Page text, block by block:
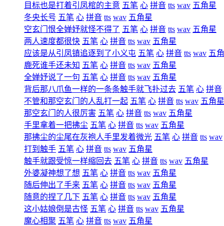
目标也是打着引凤棺的主意 五笔 心 拼音 tts wav 五角星
冬央长号 五笔 心 拼音 tts wav 五角星
空玄门恨全婵妤就怪不得了 五笔 心 拼音 tts wav 五角星
两人速度都很快 五笔 心 拼音 tts wav 五角星
应该是从引凤镇追逐到了小义屯 五笔 心 拼音 tts wav 五
鹿死谁手还未知 五笔 心 拼音 tts wav 五角星
全婵妤说了一句 五笔 心 拼音 tts wav 五角星
背后那八爪鱼一样的一条条触手就飞扑过去 五笔 心 拼音
不管和那空玄门的人乱打一起 五笔 心 拼音 tts wav 五角星
那空玄门的人很厉害 五笔 心 拼音 tts wav 五角星
手里拿着一把拂尘 五笔 心 拼音 tts wav 五角星
那拂尘的尘尾在灰袍人手里发着微光 五笔 心 拼音 tts wav
打到触手 五笔 心 拼音 tts wav 五角星
触手就跟受惊一样缩回去 五笔 心 拼音 tts wav 五角星
外婆凝神想了想 五笔 心 拼音 tts wav 五角星
随后伸出了手来 五笔 心 拼音 tts wav 五角星
随意的捏了几下 五笔 心 拼音 tts wav 五角星
这小姑娘倒是古怪 五笔 心 拼音 tts wav 五角星
魔心相聚 五笔 心 拼音 tts wav 五角星